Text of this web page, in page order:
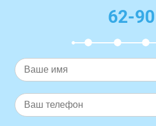
62-90